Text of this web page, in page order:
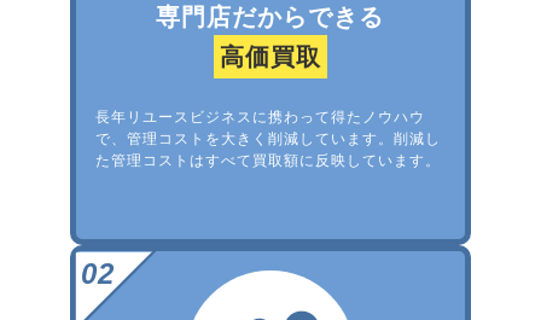
専門店だからできる
高価買取
長年リユースビジネスに携わって得たノウハウ
で、管理コストを大きく削減しています。削減し
た管理コストはすべて買取額に反映しています。